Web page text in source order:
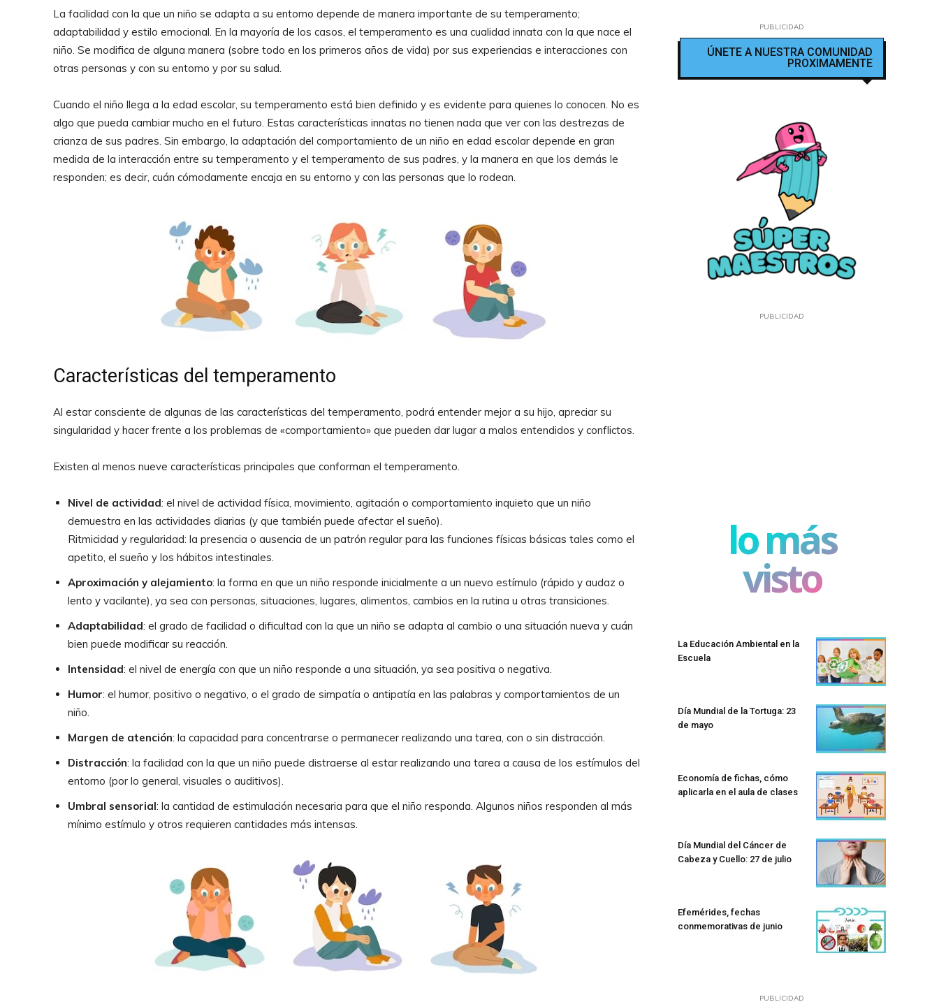
La facilidad con la que un niño se adapta a su entorno depende de manera importante de su temperamento;
adaptabilidad y estilo emocional. En la mayoría de los casos, el temperamento es una cualidad innata con la que nace el
niño. Se modifica de alguna manera (sobre todo en los primeros años de vida) por sus experiencias e interacciones con
otras personas y con su entorno y por su salud.
Cuando el niño llega a la edad escolar, su temperamento está bien definido y es evidente para quienes lo conocen. No es
algo que pueda cambiar mucho en el futuro. Estas características innatas no tienen nada que ver con las destrezas de
crianza de sus padres. Sin embargo, la adaptación del comportamiento de un niño en edad escolar depende en gran
medida de la interacción entre su temperamento y el temperamento de sus padres, y la manera en que los demás le
responden; es decir, cuán cómodamente encaja en su entorno y con las personas que lo rodean.
Características del temperamento
Al estar consciente de algunas de las características del temperamento, podrá entender mejor a su hijo, apreciar su
singularidad y hacer frente a los problemas de «comportamiento» que pueden dar lugar a malos entendidos y conflictos.
Existen al menos nueve características principales que conforman el temperamento.
Nivel de actividad: el nivel de actividad física, movimiento, agitación o comportamiento inquieto que un niño
demuestra en las actividades diarias (y que también puede afectar el sueño).
Ritmicidad y regularidad: la presencia o ausencia de un patrón regular para las funciones físicas básicas tales como el
apetito, el sueño y los hábitos intestinales.
Aproximación y alejamiento: la forma en que un niño responde inicialmente a un nuevo estímulo (rápido y audaz o
lento y vacilante), ya sea con personas, situaciones, lugares, alimentos, cambios en la rutina u otras transiciones.
Adaptabilidad: el grado de facilidad o dificultad con la que un niño se adapta al cambio o una situación nueva y cuán
bien puede modificar su reacción.
Intensidad: el nivel de energía con que un niño responde a una situación, ya sea positiva o negativa.
Humor: el humor, positivo o negativo, o el grado de simpatía o antipatía en las palabras y comportamientos de un
niño.
Margen de atención: la capacidad para concentrarse o permanecer realizando una tarea, con o sin distracción.
Distracción: la facilidad con la que un niño puede distraerse al estar realizando una tarea a causa de los estímulos del
entorno (por lo general, visuales o auditivos).
Umbral sensorial: la cantidad de estimulación necesaria para que el niño responda. Algunos niños responden al más
mínimo estímulo y otros requieren cantidades más intensas.
PUBLICIDAD
ÚNETE A NUESTRA COMUNIDAD
PROXIMAMENTE
PUBLICIDAD
lo más
visto
La Educación Ambiental en la
Escuela
Día Mundial de la Tortuga: 23
de mayo
Economía de fichas, cómo
aplicarla en el aula de clases
Día Mundial del Cáncer de
Cabeza y Cuello: 27 de julio
Efemérides, fechas
conmemorativas de junio
PUBLICIDAD